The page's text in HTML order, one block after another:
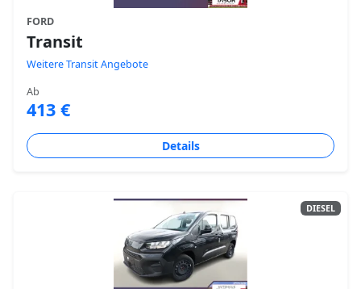
FORD
Transit
Weitere Transit Angebote
Ab
413 €
Details
DIESEL